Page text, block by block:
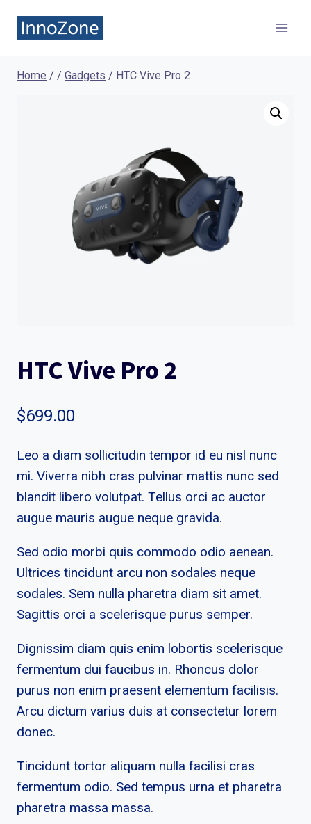
Home / / Gadgets / HTC Vive Pro 2
HTC Vive Pro 2
$699.00
Leo a diam sollicitudin tempor id eu nisl nunc
mi. Viverra nibh cras pulvinar mattis nunc sed
blandit libero volutpat. Tellus orci ac auctor
augue mauris augue neque gravida.
Sed odio morbi quis commodo odio aenean.
Ultrices tincidunt arcu non sodales neque
sodales. Sem nulla pharetra diam sit amet.
Sagittis orci a scelerisque purus semper.
Dignissim diam quis enim lobortis scelerisque
fermentum dui faucibus in. Rhoncus dolor
purus non enim praesent elementum facilisis.
Arcu dictum varius duis at consectetur lorem
donec.
Tincidunt tortor aliquam nulla facilisi cras
fermentum odio. Sed tempus urna et pharetra
pharetra massa massa.